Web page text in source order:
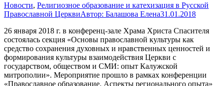
Новости, Религиозное образование и катехизация в Русской
Православной ЦерквиАвтор: Балашова Елена31.01.2018
26 января 2018 г. в конференц-зале Храма Христа Спасителя
состоялась секция «Основы православной культуры как
средство сохранения духовных и нравственных ценностей и
формирования культуры взаимодействия Церкви с
государством, обществом и СМИ: опыт Калужской
митрополии». Мероприятие прошло в рамках конференции
«Православное образование. Аспекты регионального опыта»